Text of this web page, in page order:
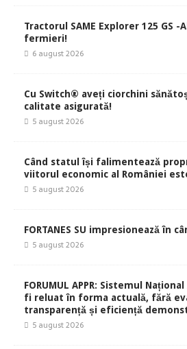
Tractorul SAME Explorer 125 GS
fermieri!
6 august 2026
Cu Switch® aveți ciorchini
calitate asigurată!
5 august 2026
Când statul își falimentează
viitorul economic al României
5 august 2026
FORTANES SU impresionează în
5 august 2026
FORUMUL APPR: Sistemul
fi reluat în forma actuală, fără
transparență și eficiență
5 august 2026